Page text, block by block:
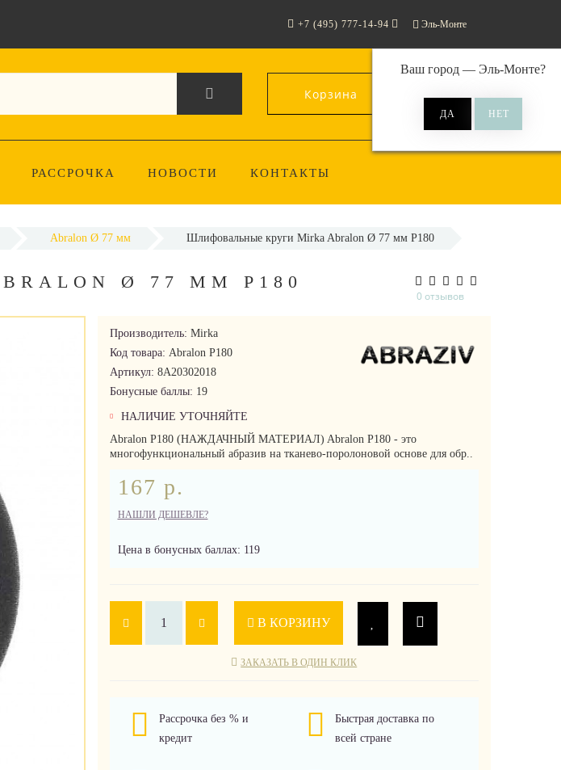
Эль-Монте
Ваш город — Эль-Монте?
+7 (495) 777-14-94
Корзина 0
РАССРОЧКА НОВОСТИ КОНТАКТЫ
Abralon Ø 77 мм Шлифовальные круги Mirka Abralon Ø 77 мм P180
Ø 77 ММ P180
0 отзывов
Производитель: Mirka
Код товара: Abralon P180
Артикул: 8A20302018
Бонусные баллы: 19
НАЛИЧИЕ УТОЧНЯЙТЕ
Abralon P180 (НАЖДАЧНЫЙ МАТЕРИАЛ) Abralon P180 - это
многофункциональный абразив на тканево-поролоновой основе для обр..
167 р.
НАШЛИ ДЕШЕВЛЕ?
Цена в бонусных баллах: 119
В КОРЗИНУ
ЗАКАЗАТЬ В ОДИН КЛИК
Рассрочка без % и
кредит
Быстрая доставка по
всей стране